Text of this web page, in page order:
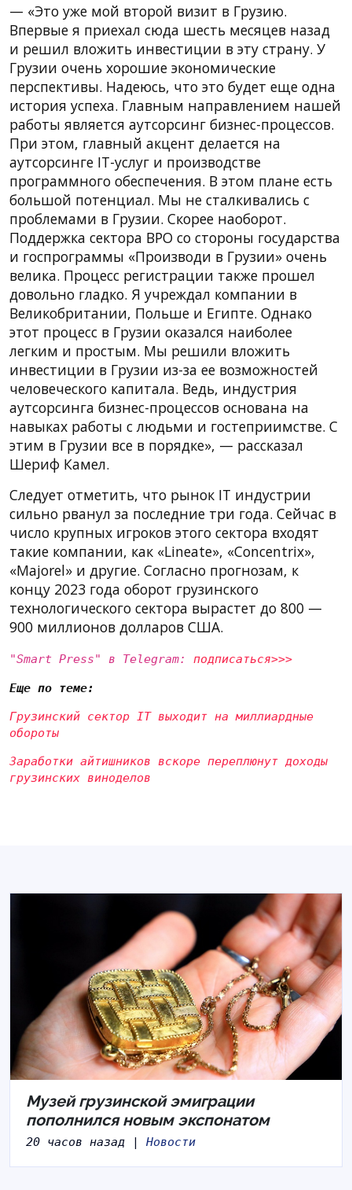
— «Это уже мой второй визит в Грузию.
Впервые я приехал сюда шесть месяцев назад
и решил вложить инвестиции в эту страну. У
Грузии очень хорошие экономические
перспективы. Надеюсь, что это будет еще одна
история успеха. Главным направлением нашей
работы является аутсорсинг бизнес-процессов.
При этом, главный акцент делается на
аутсорсинге IT-услуг и производстве
программного обеспечения. В этом плане есть
большой потенциал. Мы не сталкивались с
проблемами в Грузии. Скорее наоборот.
Поддержка сектора BPO со стороны государства
и госпрограммы «Производи в Грузии» очень
велика. Процесс регистрации также прошел
довольно гладко. Я учреждал компании в
Великобритании, Польше и Египте. Однако
этот процесс в Грузии оказался наиболее
легким и простым. Мы решили вложить
инвестиции в Грузии из-за ее возможностей
человеческого капитала. Ведь, индустрия
аутсорсинга бизнес-процессов основана на
навыках работы с людьми и гостеприимстве. С
этим в Грузии все в порядке», — рассказал
Шериф Камел.
Следует отметить, что рынок IT индустрии
сильно рванул за последние три года. Сейчас в
число крупных игроков этого сектора входят
такие компании, как «Lineate», «Concentrix»,
«Majorel» и другие. Согласно прогнозам, к
концу 2023 года оборот грузинского
технологического сектора вырастет до 800 —
900 миллионов долларов США.
"Smart Press" в Telegram: подписаться>>>
Еще по теме:
Грузинский сектор IT выходит на миллиардные
обороты
Заработки айтишников вскоре переплюнут доходы
грузинских виноделов
Музей грузинской эмиграции
пополнился новым экспонатом
20 часов назад | Новости